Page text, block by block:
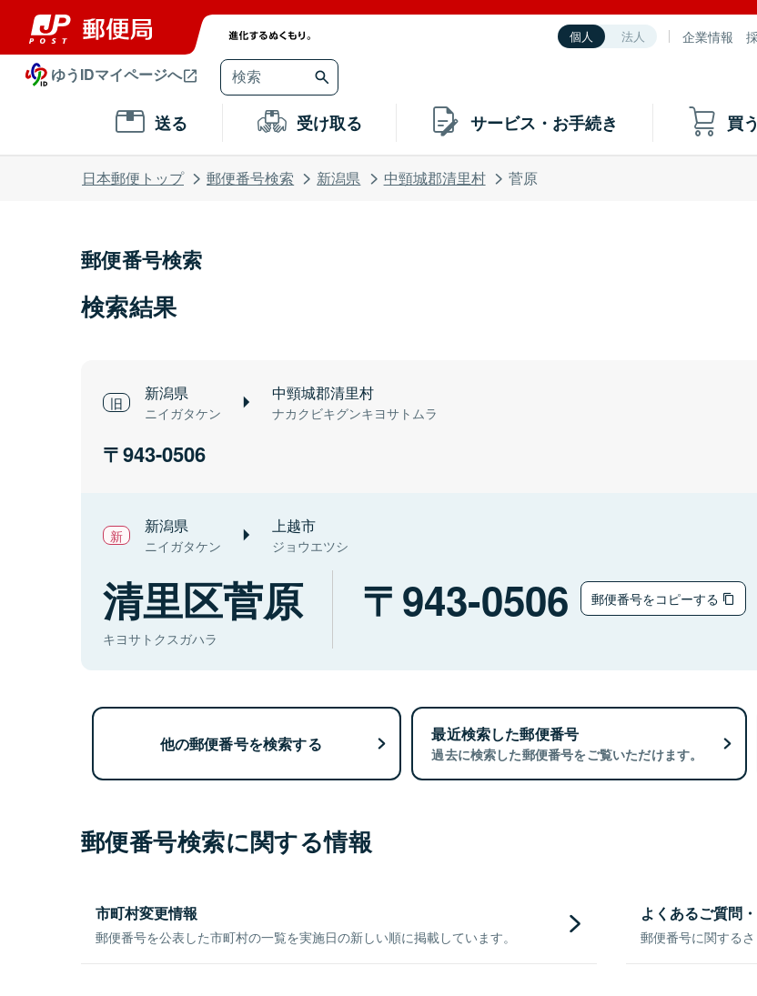
個人 法人 企業情報
ゆうIDマイページへ
送る 受け取る サービス・お手続き 買う
日本郵便トップ 郵便番号検索 新潟県 中頸城郡清里村 菅原
郵便番号検索
検索結果
新潟県
ニイガタケン
中頸城郡清里村
ナカクビキグンキヨサトムラ
943-0506
新潟県
ニイガタケン
上越市
ジョウエツシ
清里区菅原
キヨサトクスガハラ
943-0506 郵便番号をコピーする
他の郵便番号を検索する 最近検索した郵便番号
過去に検索した郵便番号をご覧いただけます。
郵便番号検索に関する情報
市町村変更情報
郵便番号を公表した市町村の一覧を実施日の新しい順に掲載しています。
よくあるご質問
郵便番号に関する